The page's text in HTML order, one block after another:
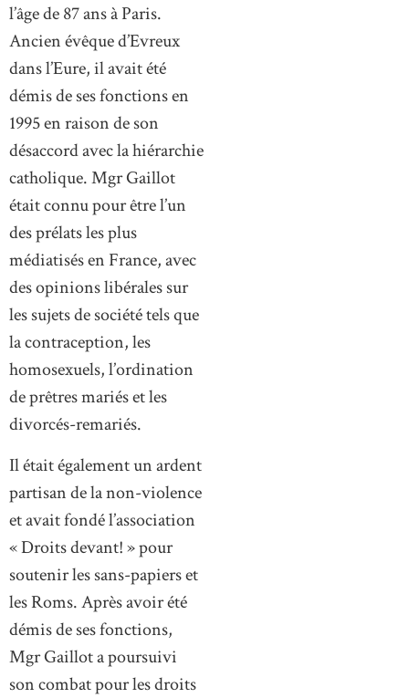
l’âge de 87 ans à Paris.
Ancien évêque d’Evreux
dans l’Eure, il avait été
démis de ses fonctions en
1995 en raison de son
désaccord avec la hiérarchie
catholique. Mgr Gaillot
était connu pour être l’un
des prélats les plus
médiatisés en France, avec
des opinions libérales sur
les sujets de société tels que
la contraception, les
homosexuels, l’ordination
de prêtres mariés et les
divorcés-remariés.
Il était également un ardent
partisan de la non-violence
et avait fondé l’association
« Droits devant! » pour
soutenir les sans-papiers et
les Roms. Après avoir été
démis de ses fonctions,
Mgr Gaillot a poursuivi
son combat pour les droits